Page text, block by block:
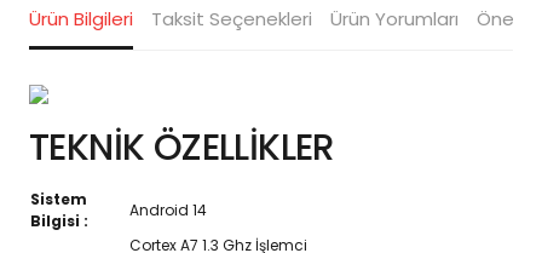
Ürün Bilgileri Taksit Seçenekleri Ürün Yorumları
TEKNİK ÖZELLİKLER
Sistem
Bilgisi :
Android 14
Cortex A7 1.3 Ghz İşlemci